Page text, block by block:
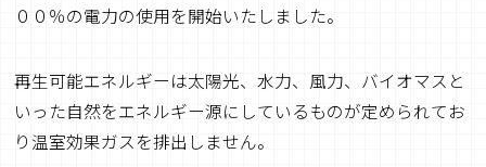
００％の電力の使用を開始いたしました。
再生可能エネルギーは太陽光、水力、風力、バイオマスと
いった自然をエネルギー源にしているものが定められてお
り温室効果ガスを排出しません。